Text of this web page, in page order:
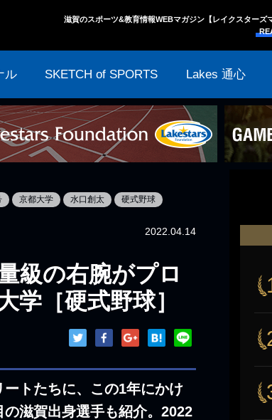
滋賀のスポーツ&教育情報WEBマガジン【レイクスターズ
ル SKETCH of SPORTS Lakes 通心
京都大学 水口創太
硬式野球
2022.04.14
級の右腕がプロ
［硬式野球］
トたちに、この1年にかけ
滋賀出身選手も紹介。2022